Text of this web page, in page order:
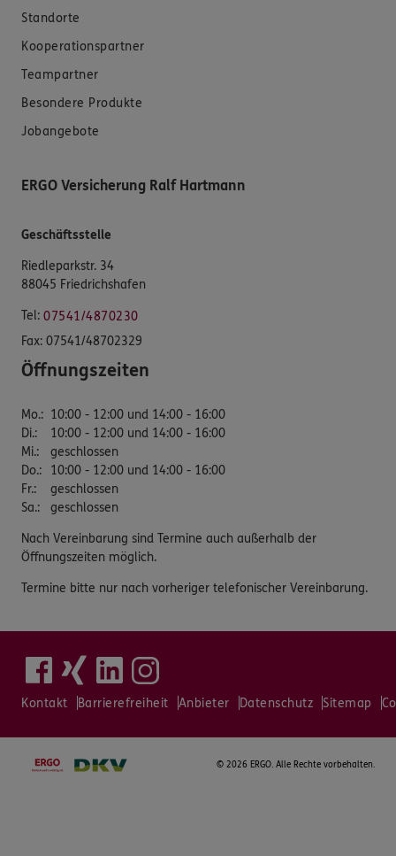
Standorte
Kooperationspartner
Teampartner
Besondere Produkte
Jobangebote
ERGO Versicherung Ralf Hartmann
Geschäftsstelle
Riedleparkstr. 34
88045 Friedrichshafen
Tel: 07541/4870230
Fax: 07541/48702329
Öffnungszeiten
Mo.: 10:00 - 12:00 und 14:00 - 16:00
Di.:
10:00 - 12:00 und 14:00 - 16:00
Mi.:
geschlossen
Do.:
10:00 - 12:00 und 14:00 - 16:00
Fr.:
geschlossen
Sa.: geschlossen
Nach Vereinbarung sind Termine auch außerhalb der
Öffnungszeiten möglich.
Termine bitte nur nach vorheriger telefonischer Vereinbarung.
Kontakt Barrierefreiheit Anbieter Datenschutz Sitemap
© 2026 ERGO. Alle Rechte vorbehalten.